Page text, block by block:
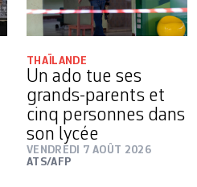
THAÏLANDE
Un ado tue ses
grands-parents et
cinq personnes dans
son lycée
VENDREDI 7 AOÛT 2026
ATS/AFP